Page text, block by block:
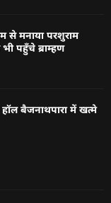
से मनाया परशुराम
पहुँचे ब्राम्हण
बैजनाथपारा में खत्मे